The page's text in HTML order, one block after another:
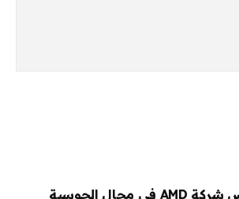
كيف تنافس شركة AMD في مجال الحوسبة